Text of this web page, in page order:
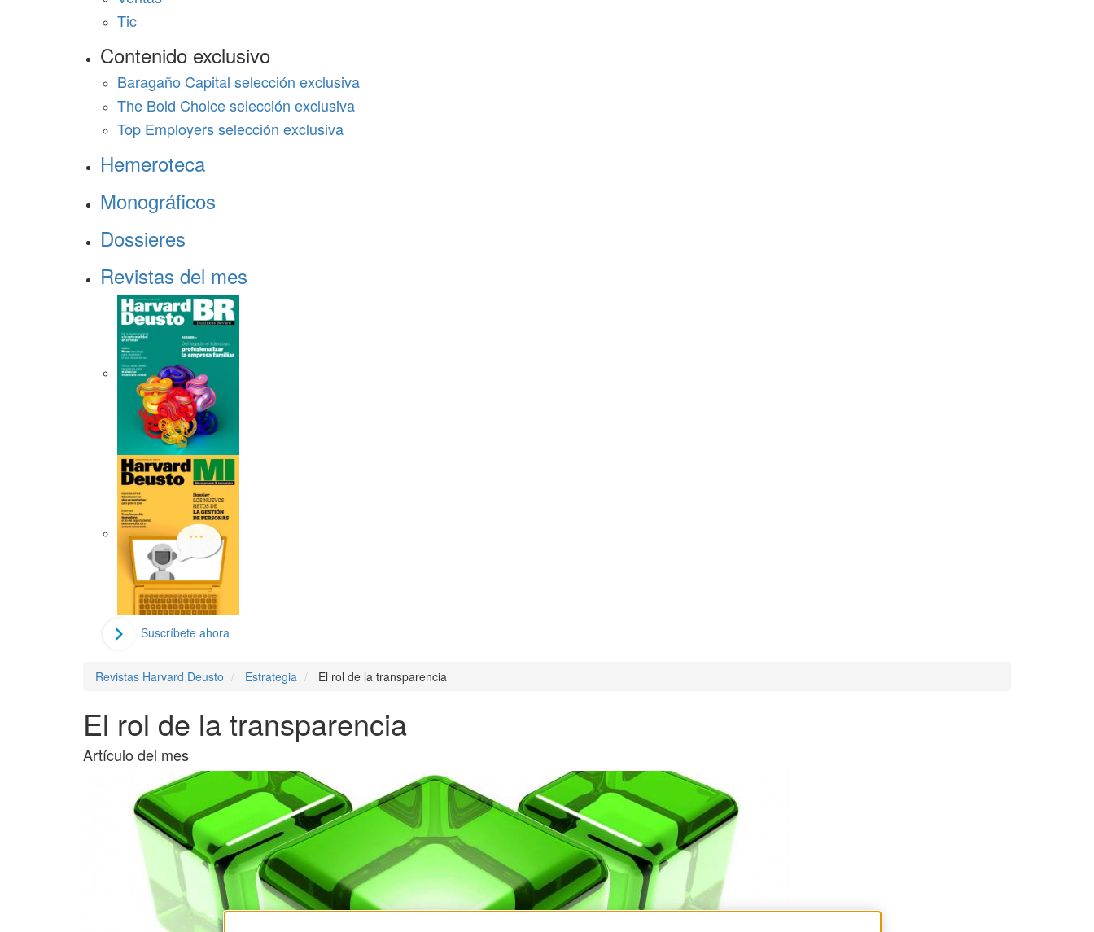
Tic
Contenido exclusivo
Baragaño Capital selección exclusiva
The Bold Choice selección exclusiva
Top Employers selección exclusiva
Hemeroteca
Monográficos
Dossieres
Revistas del mes
Suscríbete ahora
Revistas Harvard Deusto Estrategia El rol de la transparencia
El rol de la transparencia
Artículo del mes